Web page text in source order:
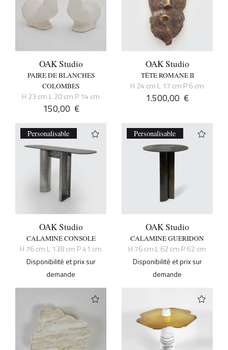
OAK Studio
PAIRE DE BLANCHES
COLOMBES
H 23 cm L 20 cm P 14 cm
150,00 €
OAK Studio
TÊTE ROMANE II
H 24 cm L 17 cm P 6 cm
1.500,00 €
Personalisable
OAK Studio
CALAMINE CONSOLE
H 76 cm L 138 cm P 41 cm
Disponibilité et prix sur
demande
Personalisable
OAK Studio
CALAMINE GUERIDON
H 76 cm L 62 cm P 62 cm
Disponibilité et prix sur
demande